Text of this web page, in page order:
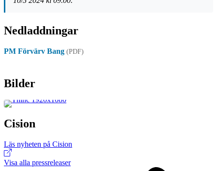
Nedladdningar
PM Förvärv Bang (PDF)
Bilder
Cision
Läs nyheten på Cision
Visa alla pressreleaser